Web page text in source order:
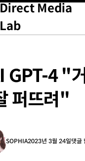
Direct Media
Lab
GPT-4 "
퍼뜨려"
SOPHIA2023년 3월 24일댓글